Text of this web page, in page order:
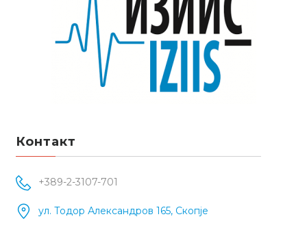
Контакт
+389-2-3107-701
ул. Тодор Александров 165, Скопје